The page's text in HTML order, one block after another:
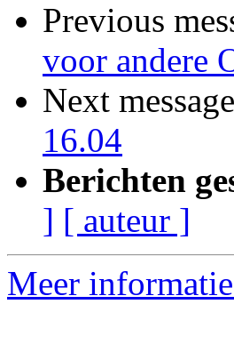
Previous
voor andere
Next
16.04
Berichten
] [ auteur ]
Meer